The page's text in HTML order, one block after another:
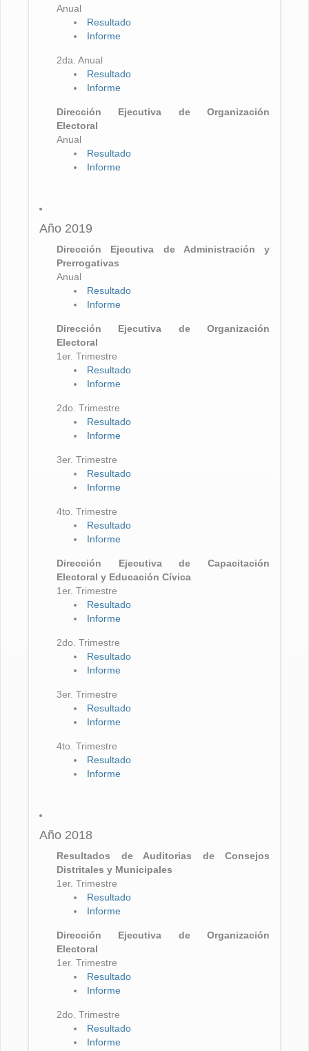
Anual
Resultado
Informe
2da. Anual
Resultado
Informe
Dirección Ejecutiva de Organización
Electoral
Anual
Resultado
Informe
Año 2019
Dirección Ejecutiva de Administración y
Prerrogativas
Anual
Resultado
Informe
Dirección Ejecutiva de Organización
Electoral
1er. Trimestre
Resultado
Informe
2do. Trimestre
Resultado
Informe
3er. Trimestre
Resultado
Informe
4to. Trimestre
Resultado
Informe
Dirección Ejecutiva de Capacitación
Electoral y Educación Cívica
1er. Trimestre
Resultado
Informe
2do. Trimestre
Resultado
Informe
3er. Trimestre
Resultado
Informe
4to. Trimestre
Resultado
Informe
Año 2018
Resultados de Auditorias de Consejos
Distritales y Municipales
1er. Trimestre
Resultado
Informe
Dirección Ejecutiva de Organización
Electoral
1er. Trimestre
Resultado
Informe
2do. Trimestre
Resultado
Informe